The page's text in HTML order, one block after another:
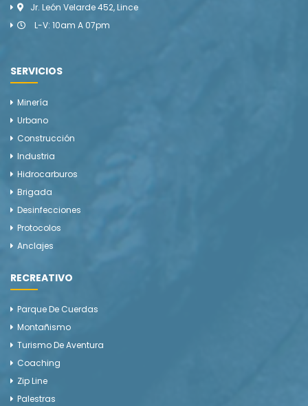
Jr. León Velarde 452, Lince
L-V: 10am A 07pm
SERVICIOS
Minería
Urbano
Construcción
Industria
Hidrocarburos
Brigada
Desinfecciones
Protocolos
Anclajes
RECREATIVO
Parque De Cuerdas
Montañismo
Turismo De Aventura
Coaching
Zip Line
Palestras